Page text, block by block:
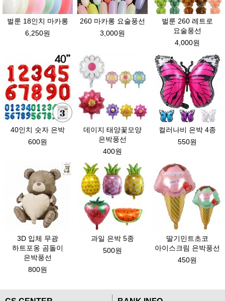
벌룬 18인치 마카롱
6,250원
260 마카롱 요술풍선
3,000원
벌룬 260 레트로
요술풍선
4,000원
40인치 숫자 은박
600원
데이지 태양꽃모양
은박풍선
400원
컬러나비 은박 4종
550원
3D 입체 무광
하트포옹 곰돌이
은박풍선
800원
과일 은박 5종
500원
딸기민트초코
아이스크림 은박풍선
450원